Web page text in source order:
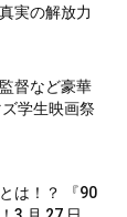
実の解放力
督など豪華
学生映画祭
は！？ 『90